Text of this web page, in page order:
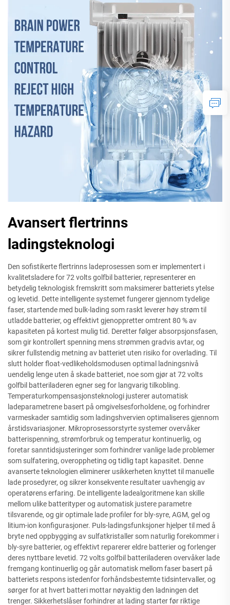
Avansert flertrinns
ladingsteknologi
Den sofistikerte flertrinns ladeprosessen som er implementert i
kvalitetsladere for 72 volts golfbil batterier, representerer en
betydelig teknologisk fremskritt som maksimerer batteriets ytelse
og levetid. Dette intelligente systemet fungerer gjennom tydelige
faser, startende med bulk-lading som raskt leverer høy strøm til
utladde batterier, og effektivt gjenoppretter omtrent 80 % av
kapasiteten på kortest mulig tid. Deretter følger absorpsjonsfasen,
som gir kontrollert spenning mens strømmen gradvis avtar, og
sikrer fullstendig metning av batteriet uten risiko for overlading. Til
slutt holder float-vedlikeholdsmodusen optimal ladningsnivå
uendelig lenge uten å skade batteriet, noe som gjør at 72 volts
golfbil batteriladeren egner seg for langvarig tilkobling.
Temperaturkompensasjonsteknologi justerer automatisk
ladeparametrene basert på omgivelsesforholdene, og forhindrer
varmeskader samtidig som ladingshvervien optimaliseres gjennom
årstidsvariasjoner. Mikroprosessorstyrte systemer overvåker
batterispenning, strømforbruk og temperatur kontinuerlig, og
foretar sanntidsjusteringer som forhindrer vanlige lade problemer
som sulfatering, overoppheting og tidlig tapt kapasitet. Denne
avanserte teknologien eliminerer usikkerheten knyttet til manuelle
lade prosedyrer, og sikrer konsekvente resultater uavhengig av
operatørens erfaring. De intelligente ladealgoritmene kan skille
mellom ulike batterityper og automatisk justere parametre
tilsvarende, og gir optimale lade profiler for bly-syre, AGM, gel og
litium-ion konfigurasjoner. Puls-ladingsfunksjoner hjelper til med å
bryte ned oppbygging av sulfatkristaller som naturlig forekommer i
bly-syre batterier, og effektivt reparerer eldre batterier og forlenger
deres nyttbare levetid. 72 volts golfbil batteriladeren overvåker lade
fremgang kontinuerlig og går automatisk mellom faser basert på
batteriets respons istedenfor forhåndsbestemte tidsintervaller, og
sørger for at hvert batteri mottar nøyaktig den ladningen det
trenger. Sikkerhetslåser forhindrer at lading starter før riktige